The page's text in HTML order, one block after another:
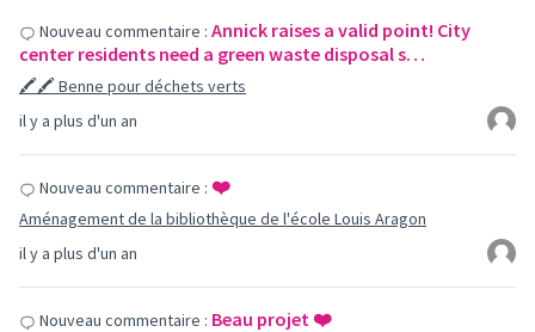
il y a plus d'un an
Nouveau commentaire : Annick raises a valid point! City
center residents need a green waste disposal s…
🖍🖍 Benne pour déchets verts
il y a plus d'un an
Nouveau commentaire : ❤️
Aménagement de la bibliothèque de l'école Louis Aragon
Nouveau commentaire : Beau projet ❤️